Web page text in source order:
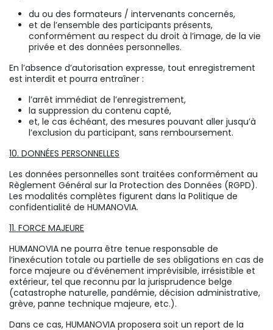
du ou des formateurs / intervenants concernés,
et de l’ensemble des participants présents,
conformément au respect du droit à l’image, de la vie
privée et des données personnelles.
En l’absence d’autorisation expresse, tout enregistrement
est interdit et pourra entraîner :
l’arrêt immédiat de l’enregistrement,
la suppression du contenu capté,
et, le cas échéant, des mesures pouvant aller jusqu’à
l’exclusion du participant, sans remboursement.
10. DONNÉES PERSONNELLES
Les données personnelles sont traitées conformément au
Règlement Général sur la Protection des Données (RGPD).
Les modalités complètes figurent dans la Politique de
confidentialité de HUMANOVIA.
11. FORCE MAJEURE
HUMANOVIA ne pourra être tenue responsable de
l’inexécution totale ou partielle de ses obligations en cas de
force majeure ou d’événement imprévisible, irrésistible et
extérieur, tel que reconnu par la jurisprudence belge
(catastrophe naturelle, pandémie, décision administrative,
grève, panne technique majeure, etc.).
Dans ce cas, HUMANOVIA proposera soit un report de la